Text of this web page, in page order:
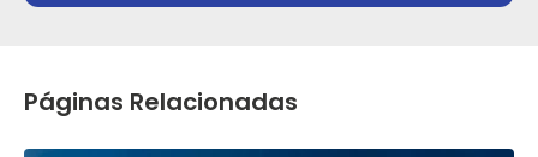
Páginas Relacionadas